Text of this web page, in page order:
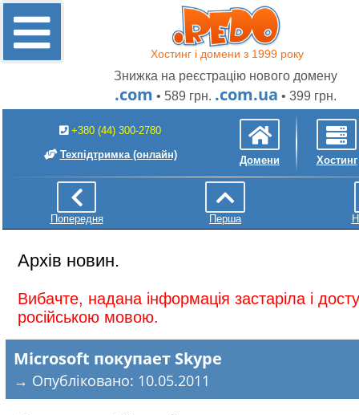
Хостинг і домени з 1999 року
Знижка на реєстрацію нового домену
.com • 589 грн. .com.ua • 399 грн.
+380 (44) 300-2780
Техпідтримка (онлайн) Домени Хостинг
Попередня Перша
Архів новин.
Вибачте, надана інформація застаріла і
російською мовою.
Microsoft покупает Skype
→ Опубліковано: 10.05.2011